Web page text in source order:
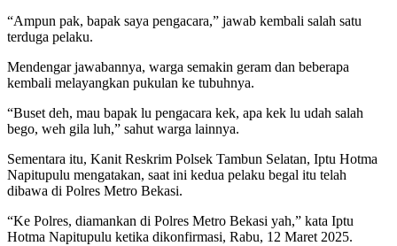
“Ampun pak, bapak saya pengacara,” jawab kembali salah satu
terduga pelaku.
Mendengar jawabannya, warga semakin geram dan beberapa
kembali melayangkan pukulan ke tubuhnya.
“Buset deh, mau bapak lu pengacara kek, apa kek lu udah salah
bego, weh gila luh,” sahut warga lainnya.
Sementara itu, Kanit Reskrim Polsek Tambun Selatan, Iptu Hotma
Napitupulu mengatakan, saat ini kedua pelaku begal itu telah
dibawa di Polres Metro Bekasi.
“Ke Polres, diamankan di Polres Metro Bekasi yah,” kata Iptu
Hotma Napitupulu ketika dikonfirmasi, Rabu, 12 Maret 2025.